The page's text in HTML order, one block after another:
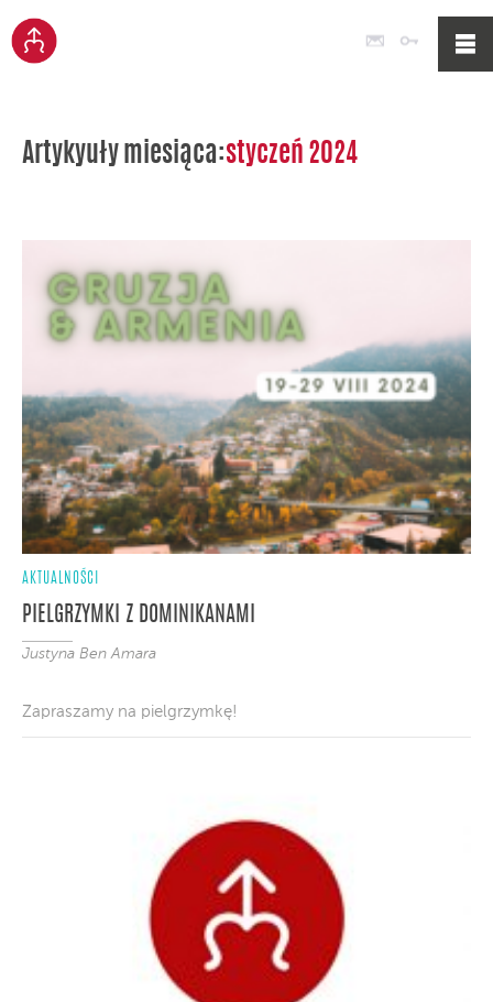
Poczta
Artykyuły miesiąca:styczeń 2024
AKTUALNOŚCI
PIELGRZYMKI Z DOMINIKANAMI
Justyna Ben Amara
Zapraszamy na pielgrzymkę!